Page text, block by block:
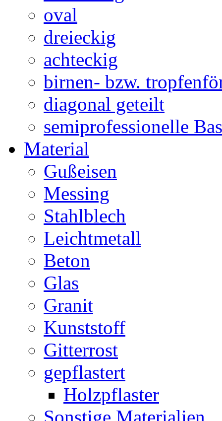
oval
dreieckig
achteckig
birnen- bzw.
diagonal geteilt
semiprofessionelle
Material
Gußeisen
Messing
Stahlblech
Leichtmetall
Beton
Glas
Granit
Kunststoff
Gitterrost
gepflastert
Holzpflaster
Sonstige Materialien